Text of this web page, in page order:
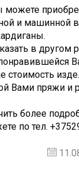
и машинной
в другом
стоимость
Вами пряжи и
более
по тел.